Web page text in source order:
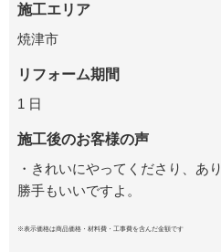
施工エリア
焼津市
リフォーム期間
1 日
施工後のお客様の声
・きれいにやってくださり、あ
勝手もいいですよ。
※表示価格は商品価格・材料費・工事費を含んだ金額です